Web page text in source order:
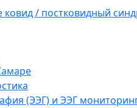
ковид / постковидный
(ЭЭГ) и ЭЭГ